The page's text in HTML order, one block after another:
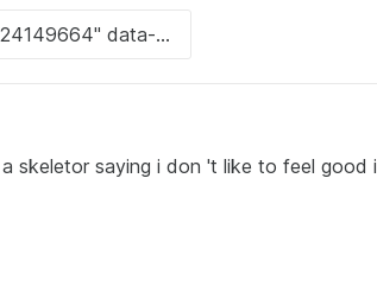
skeletor saying i don 't like to feel good